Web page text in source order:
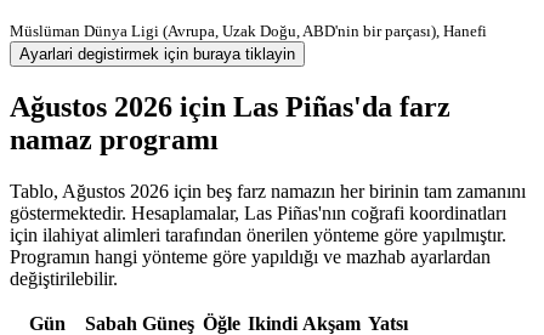
Müslüman Dünya Ligi (Avrupa, Uzak Doğu, ABD'nin bir parçası), Hanefi
Ayarlari degistirmek için buraya tiklayin
Ağustos 2026 için Las Piñas'da farz
namaz programı
Tablo, Ağustos 2026 için beş farz namazın her birinin tam zamanını
göstermektedir. Hesaplamalar, Las Piñas'nın coğrafi koordinatları
için ilahiyat alimleri tarafından önerilen yönteme göre yapılmıştır.
Programın hangi yönteme göre yapıldığı ve mazhab ayarlardan
değiştirilebilir.
Gün Sabah Güneş Öğle Ikindi Akşam Yatsı